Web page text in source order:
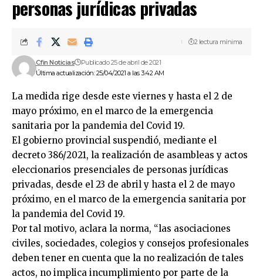
personas jurídicas privadas
Última actualización: 25/04/2021 a las 3:42 AM
Cfin Noticias Publicado 25 de abril de 2021
2 lectura mínima
La medida rige desde este viernes y hasta el 2 de
mayo próximo, en el marco de la emergencia
sanitaria por la pandemia del Covid 19.
El gobierno provincial suspendió, mediante el
decreto 386/2021, la realización de asambleas y actos
eleccionarios presenciales de personas jurídicas
privadas, desde el 23 de abril y hasta el 2 de mayo
próximo, en el marco de la emergencia sanitaria por
la pandemia del Covid 19.
Por tal motivo, aclara la norma, “las asociaciones
civiles, sociedades, colegios y consejos profesionales
deben tener en cuenta que la no realización de tales
actos, no implica incumplimiento por parte de la